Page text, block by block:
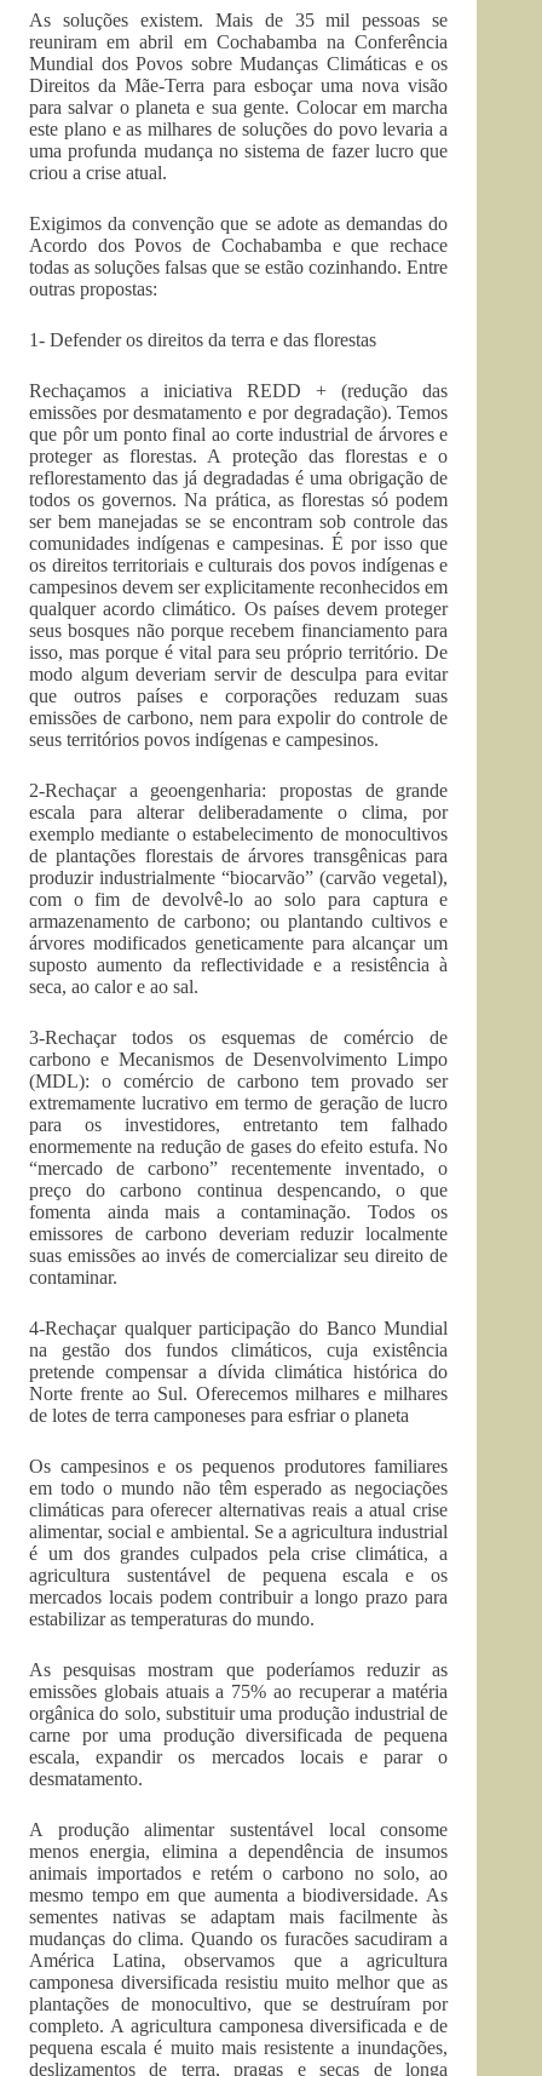
As soluções existem. Mais de 35 mil pessoas se
reuniram em abril em Cochabamba na Conferência
Mundial dos Povos sobre Mudanças Climáticas e os
Direitos da Mãe-Terra para esboçar uma nova visão
para salvar o planeta e sua gente. Colocar em marcha
este plano e as milhares de soluções do povo levaria a
uma profunda mudança no sistema de fazer lucro que
criou a crise atual.
Exigimos da convenção que se adote as demandas do
Acordo dos Povos de Cochabamba e que rechace
todas as soluções falsas que se estão cozinhando. Entre
outras propostas:
1- Defender os direitos da terra e das florestas
Rechaçamos a iniciativa REDD + (redução das
emissões por desmatamento e por degradação). Temos
que pôr um ponto final ao corte industrial de árvores e
proteger as florestas. A proteção das florestas e o
reflorestamento das já degradadas é uma obrigação de
todos os governos. Na prática, as florestas só podem
ser bem manejadas se se encontram sob controle das
comunidades indígenas e campesinas. É por isso que
os direitos territoriais e culturais dos povos indígenas e
campesinos devem ser explicitamente reconhecidos em
qualquer acordo climático. Os países devem proteger
seus bosques não porque recebem financiamento para
isso, mas porque é vital para seu próprio território. De
modo algum deveriam servir de desculpa para evitar
que outros países e corporações reduzam suas
emissões de carbono, nem para expolir do controle de
seus territórios povos indígenas e campesinos.
2-Rechaçar a geoengenharia: propostas de grande
escala para alterar deliberadamente o clima, por
exemplo mediante o estabelecimento de monocultivos
de plantações florestais de árvores transgênicas para
produzir industrialmente “biocarvão” (carvão vegetal),
com o fim de devolvê-lo ao solo para captura e
armazenamento de carbono; ou plantando cultivos e
árvores modificados geneticamente para alcançar um
suposto aumento da reflectividade e a resistência à
seca, ao calor e ao sal.
3-Rechaçar todos os esquemas de comércio de
carbono e Mecanismos de Desenvolvimento Limpo
(MDL): o comércio de carbono tem provado ser
extremamente lucrativo em termo de geração de lucro
para os investidores, entretanto tem falhado
enormemente na redução de gases do efeito estufa. No
“mercado de carbono” recentemente inventado, o
preço do carbono continua despencando, o que
fomenta ainda mais a contaminação. Todos os
emissores de carbono deveriam reduzir localmente
suas emissões ao invés de comercializar seu direito de
contaminar.
4-Rechaçar qualquer participação do Banco Mundial
na gestão dos fundos climáticos, cuja existência
pretende compensar a dívida climática histórica do
Norte frente ao Sul. Oferecemos milhares e milhares
de lotes de terra camponeses para esfriar o planeta
Os campesinos e os pequenos produtores familiares
em todo o mundo não têm esperado as negociações
climáticas para oferecer alternativas reais a atual crise
alimentar, social e ambiental. Se a agricultura industrial
é um dos grandes culpados pela crise climática, a
agricultura sustentável de pequena escala e os
mercados locais podem contribuir a longo prazo para
estabilizar as temperaturas do mundo.
As pesquisas mostram que poderíamos reduzir as
emissões globais atuais a 75% ao recuperar a matéria
orgânica do solo, substituir uma produção industrial de
carne por uma produção diversificada de pequena
escala, expandir os mercados locais e parar o
desmatamento.
A produção alimentar sustentável local consome
menos energia, elimina a dependência de insumos
animais importados e retém o carbono no solo, ao
mesmo tempo em que aumenta a biodiversidade. As
sementes nativas se adaptam mais facilmente às
mudanças do clima. Quando os furacões sacudiram a
América Latina, observamos que a agricultura
camponesa diversificada resistiu muito melhor que as
plantações de monocultivo, que se destruíram por
completo. A agricultura camponesa diversificada e de
pequena escala é muito mais resistente a inundações,
deslizamentos de terra, pragas e secas de longa